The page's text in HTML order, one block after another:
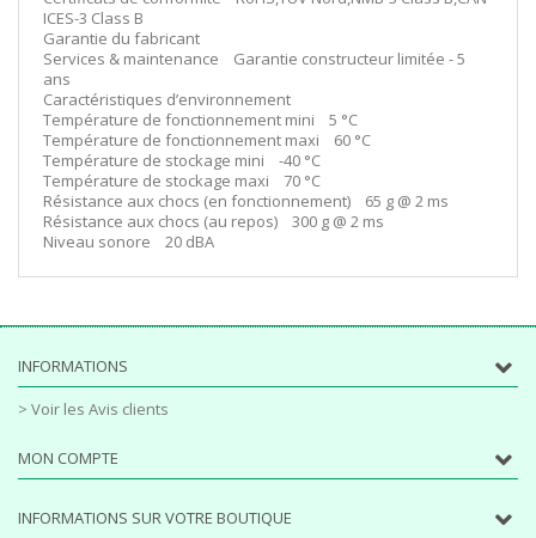
ICES-3 Class B
Garantie du fabricant
Services & maintenance Garantie constructeur limitée - 5
ans
Caractéristiques d’environnement
Température de fonctionnement mini 5 °C
Température de fonctionnement maxi 60 °C
Température de stockage mini -40 °C
Température de stockage maxi 70 °C
Résistance aux chocs (en fonctionnement) 65 g @ 2 ms
Résistance aux chocs (au repos) 300 g @ 2 ms
Niveau sonore 20 dBA
INFORMATIONS
> Voir les Avis clients
MON COMPTE
INFORMATIONS SUR VOTRE BOUTIQUE